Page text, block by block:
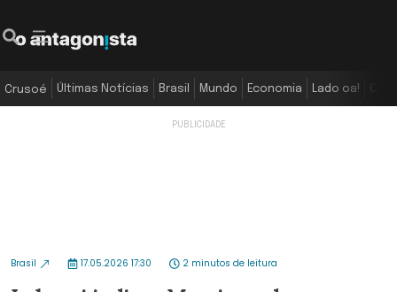
Crusoé Últimas Notícias Brasil Mundo Economia Lado oa!
Brasil 17.05.2026 17:30 2 minutos de leitura